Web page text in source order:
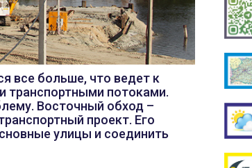
все больше, что ведет к
транспортными потоками.
Восточный обход –
проект. Его
улицы и соединить